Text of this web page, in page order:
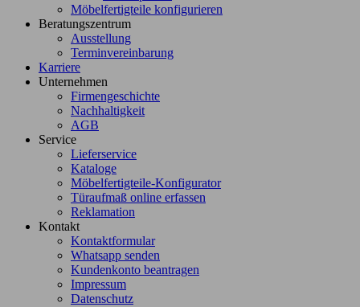
Möbelfertigteile konfigurieren
Beratungszentrum
Ausstellung
Terminvereinbarung
Karriere
Unternehmen
Firmengeschichte
Nachhaltigkeit
AGB
Service
Lieferservice
Kataloge
Möbelfertigteile-Konfigurator
Türaufmaß online erfassen
Reklamation
Kontakt
Kontaktformular
Whatsapp senden
Kundenkonto beantragen
Impressum
Datenschutz